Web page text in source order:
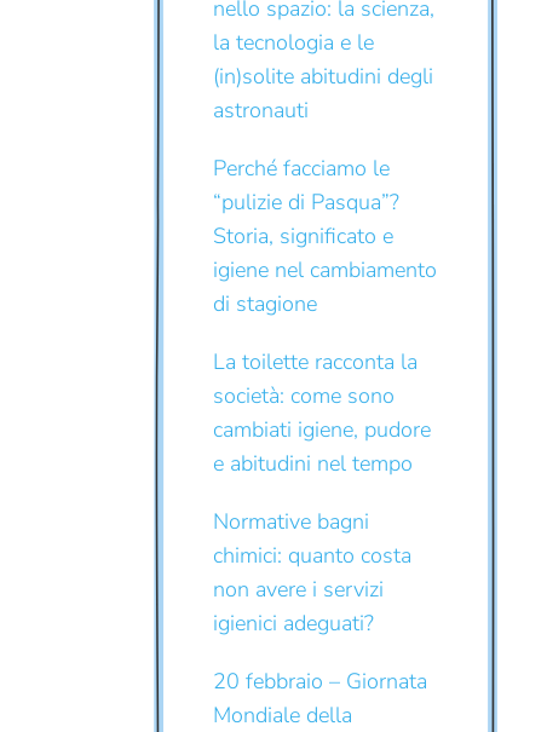
nello spazio: la scienza,
la tecnologia e le
(in)solite abitudini degli
astronauti
Perché facciamo le
“pulizie di Pasqua”?
Storia, significato e
igiene nel cambiamento
di stagione
La toilette racconta la
società: come sono
cambiati igiene, pudore
e abitudini nel tempo
Normative bagni
chimici: quanto costa
non avere i servizi
igienici adeguati?
20 febbraio – Giornata
Mondiale della